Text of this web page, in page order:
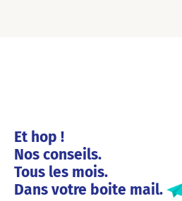
Et hop !
Nos conseils.
Tous les mois.
Dans votre boite mail.